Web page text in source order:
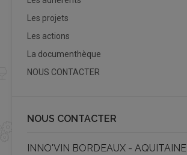
Les projets
Les actions
La documenthèque
NOUS CONTACTER
NOUS CONTACTER
INNO'VIN BORDEAUX - AQUITAINE